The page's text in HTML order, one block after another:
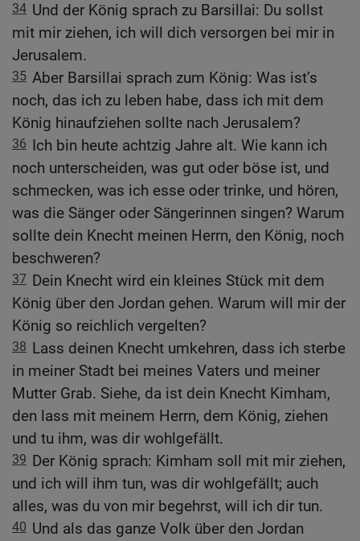
34 Und der König sprach zu Barsillai: Du sollst
mit mir ziehen, ich will dich versorgen bei mir in
Jerusalem.
35 Aber Barsillai sprach zum König: Was ist’s
noch, das ich zu leben habe, dass ich mit dem
König hinaufziehen sollte nach Jerusalem?
36 Ich bin heute achtzig Jahre alt. Wie kann ich
noch unterscheiden, was gut oder böse ist, und
schmecken, was ich esse oder trinke, und hören,
was die Sänger oder Sängerinnen singen? Warum
sollte dein Knecht meinen Herrn, den König, noch
beschweren?
37 Dein Knecht wird ein kleines Stück mit dem
König über den Jordan gehen. Warum will mir der
König so reichlich vergelten?
38 Lass deinen Knecht umkehren, dass ich sterbe
in meiner Stadt bei meines Vaters und meiner
Mutter Grab. Siehe, da ist dein Knecht Kimham,
den lass mit meinem Herrn, dem König, ziehen
und tu ihm, was dir wohlgefällt.
39 Der König sprach: Kimham soll mit mir ziehen,
und ich will ihm tun, was dir wohlgefällt; auch
alles, was du von mir begehrst, will ich dir tun.
40 Und als das ganze Volk über den Jordan